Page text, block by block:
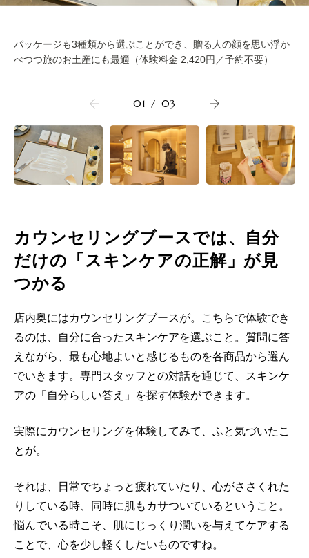
パッケージも3種類から選ぶことができ、贈る人の顔を思い浮か
べつつ旅のお土産にも最適（体験料金 2,420円／予約不要）
01 / 03
カウンセリングブースでは、自分
だけの「スキンケアの正解」が見
つかる
店内奥にはカウンセリングブースが。こちらで体験でき
るのは、自分に合ったスキンケアを選ぶこと。質問に答
えながら、最も心地よいと感じるものを各商品から選ん
でいきます。専門スタッフとの対話を通じて、スキンケ
アの「自分らしい答え」を探す体験ができます。
実際にカウンセリングを体験してみて、ふと気づいたこ
とが。
それは、日常でちょっと疲れていたり、心がささくれた
りしている時、同時に肌もカサついているということ。
悩んでいる時こそ、肌にじっくり潤いを与えてケアする
ことで、心を少し軽くしたいものですね。